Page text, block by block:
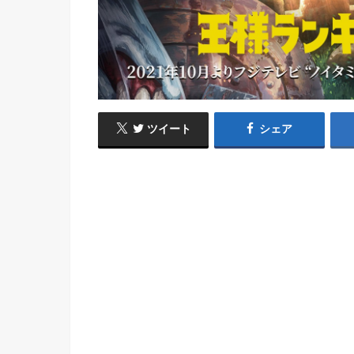
ツイート シェア